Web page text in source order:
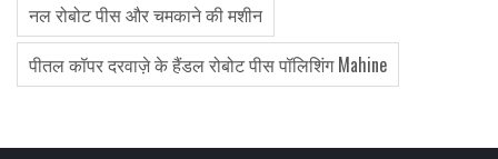
नल रोबोट पीस और चमकाने की मशीन
पीतल कॉपर दरवाज़े के हैंडल रोबोट पीस पॉलिशिंग Mahine